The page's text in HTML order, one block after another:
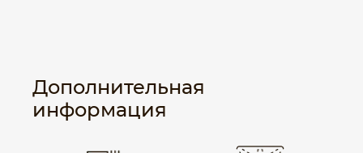
Дополнительная
информация